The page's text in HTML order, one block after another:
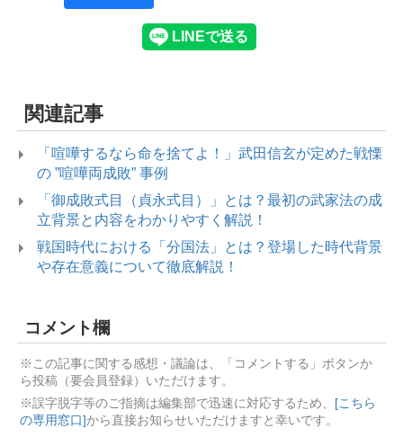
関連記事
「喧嘩するなら命を捨てよ！」武田信玄が定めた戦慄
の ”喧嘩両成敗” 事例
「御成敗式目（貞永式目）」とは？最初の武家法の成
立背景と内容をわかりやすく解説！
戦国時代における「分国法」とは？登場した時代背景
や存在意義について徹底解説！
コメント欄
※この記事に関する感想・議論は、「コメントする」ボタンか
ら投稿（要会員登録）いただけます。
※誤字脱字等のご指摘は編集部で迅速に対応するため、
[こちら
の専用窓口]から直接お知らせいただけますと幸いです。